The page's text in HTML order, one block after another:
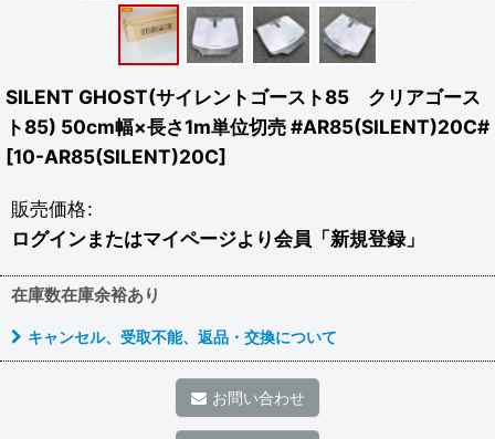
SILENT GHOST(サイレントゴースト85 クリアゴース
ト85) 50cm幅×長さ1m単位切売 #AR85(SILENT)20C#
[10-AR85(SILENT)20C]
販売価格:
ログインまたはマイページより会員「新規登録」
在庫数在庫余裕あり
キャンセル、受取不能、返品・交換について
お問い合わせ